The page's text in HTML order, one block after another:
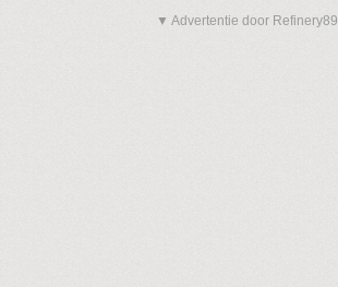
▼ Advertentie door Refinery89